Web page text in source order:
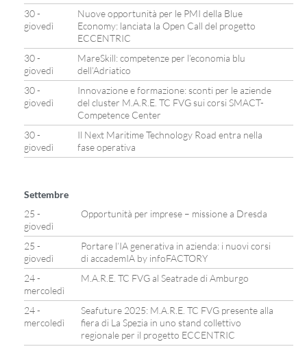
30 -
giovedì
Nuove opportunità per le PMI della Blue
Economy: lanciata la Open Call del progetto
ECCENTRIC
30 -
giovedì
MareSkill: competenze per l’economia blu
dell’Adriatico
30 -
giovedì
Innovazione e formazione: sconti per le aziende
del cluster M.A.R.E. TC FVG sui corsi SMACT-
Competence Center
30 -
giovedì
Il Next Maritime Technology Road entra nella
fase operativa
Settembre
25 -
giovedì
Opportunità per imprese – missione a Dresda
25 -
giovedì
Portare l’IA generativa in azienda: i nuovi corsi
di accademIA by infoFACTORY
24 -
mercoledì
M.A.R.E. TC FVG al Seatrade di Amburgo
24 -
mercoledì
Seafuture 2025: M.A.R.E. TC FVG presente alla
fiera di La Spezia in uno stand collettivo
regionale per il progetto ECCENTRIC